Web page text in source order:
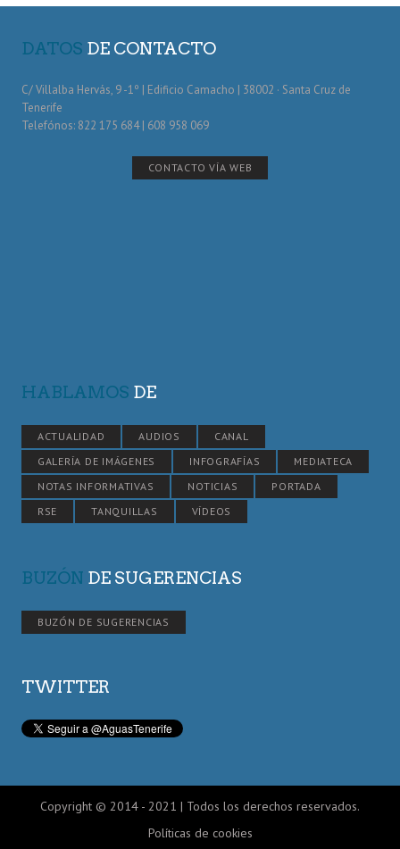
DATOS DE CONTACTO
C/ Villalba Hervás, 9 -1º | Edificio Camacho | 38002 · Santa Cruz de
Tenerife
Telefónos: 822 175 684 | 608 958 069
CONTACTO VÍA WEB
HABLAMOS DE
ACTUALIDAD AUDIOS
CANAL
GALERÍA DE IMÁGENES
INFOGRAFÍAS
MEDIATECA
NOTAS INFORMATIVAS
NOTICIAS
PORTADA
RSE
TANQUILLAS VÍDEOS
BUZÓN DE SUGERENCIAS
BUZÓN DE SUGERENCIAS
TWITTER
Copyright © 2014 - 2021 | Todos los derechos reservados.
Políticas de cookies